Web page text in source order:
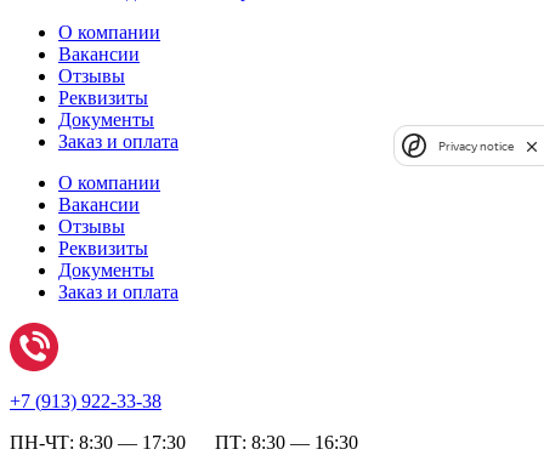
О компании
Вакансии
Отзывы
Реквизиты
Документы
Заказ и оплата
О компании
Вакансии
Отзывы
Реквизиты
Документы
Заказ и оплата
+7 (913) 922-33-38
ПН-ЧТ: 8:30 — 17:30 ПТ: 8:30 — 16:30
Privacy notice